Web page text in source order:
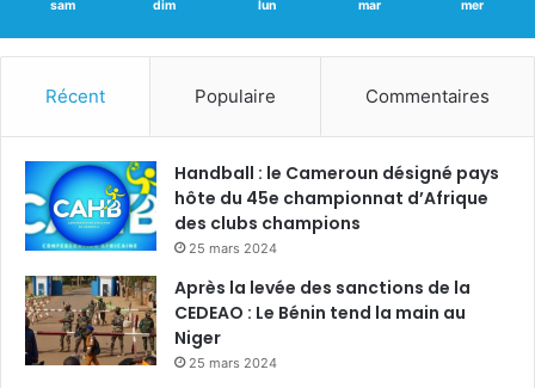
sam dim lun mar mer
Récent Populaire Commentaires
Handball : le Cameroun désigné pays
hôte du 45e championnat d’Afrique
des clubs champions
25 mars 2024
Après la levée des sanctions de la
CEDEAO : Le Bénin tend la main au
Niger
25 mars 2024